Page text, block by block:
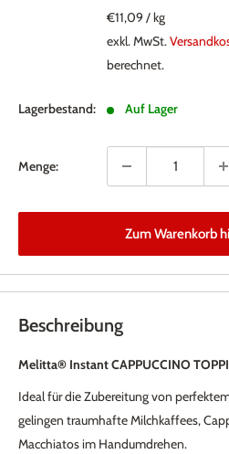
€11,09 /kg
exkl. MwSt.
berechnet.
Lagerbestand: Auf Lager
Menge:
Zum Warenkorb
Beschreibung
Melitta® Instant CAPPUCCINO
Ideal für die Zubereitung von
gelingen traumhafte Milchkaffees,
Macchiatos im Handumdrehen.